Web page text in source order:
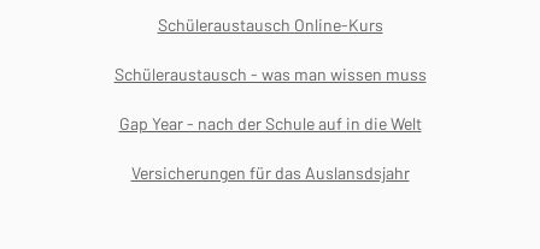
Schüleraustausch Online-Kurs
Schüleraustausch - was man wissen muss
Gap Year - nach der Schule auf in die Welt
Versicherungen für das Auslansdsjahr